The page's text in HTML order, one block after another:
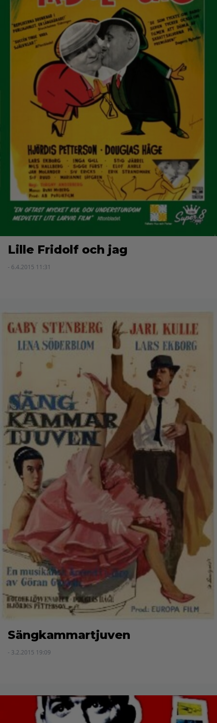
Lille Fridolf och jag
- 6.4.2015 11:31
Sängkammartjuven
- 3.2.2015 19:09